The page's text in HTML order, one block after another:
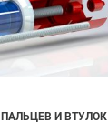
И ВТУЛОК